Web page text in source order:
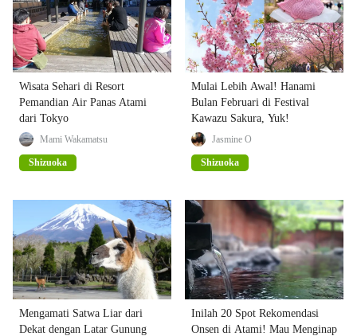
Wisata Sehari di Resort
Pemandian Air Panas Atami
dari Tokyo
Mami Wakamatsu
Shizuoka
Mulai Lebih Awal! Hanami
Bulan Februari di Festival
Kawazu Sakura, Yuk!
Jasmine O
Shizuoka
Mengamati Satwa Liar dari
Dekat dengan Latar Gunung
Inilah 20 Spot Rekomendasi
Onsen di Atami! Mau Menginap